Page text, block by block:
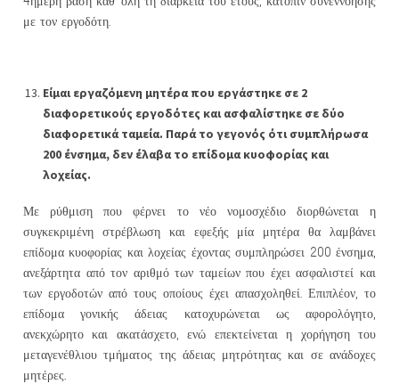
με τον εργοδότη.
Είμαι εργαζόμενη μητέρα που εργάστηκε σε 2
διαφορετικούς εργοδότες και ασφαλίστηκε σε δύο
διαφορετικά ταμεία. Παρά το γεγονός ότι συμπλήρωσα
200 ένσημα, δεν έλαβα το επίδομα κυοφορίας και
λοχείας.
Με ρύθμιση που φέρνει το νέο νομοσχέδιο διορθώνεται η
συγκεκριμένη στρέβλωση και εφεξής μία μητέρα θα λαμβάνει
επίδομα κυοφορίας και λοχείας έχοντας συμπληρώσει 200 ένσημα,
ανεξάρτητα από τον αριθμό των ταμείων που έχει ασφαλιστεί και
των εργοδοτών από τους οποίους έχει απασχοληθεί. Επιπλέον, το
επίδομα γονικής άδειας κατοχυρώνεται ως αφορολόγητο,
ανεκχώρητο και ακατάσχετο, ενώ επεκτείνεται η χορήγηση του
μεταγενέθλιου τμήματος της άδειας μητρότητας και σε ανάδοχες
μητέρες.